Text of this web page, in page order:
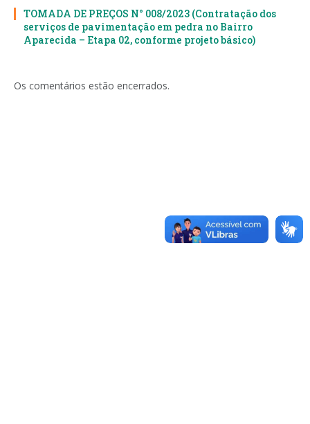
TOMADA DE PREÇOS N° 008/2023 (Contratação dos
serviços de pavimentação em pedra no Bairro
Aparecida – Etapa 02, conforme projeto básico)
Os comentários estão encerrados.